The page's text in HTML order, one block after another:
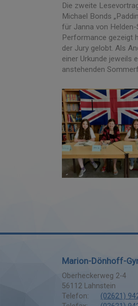
Die zweite
Michael Bonds
für Janna von Helden-
Performance gezeigt
der Jury gelobt. Als
einer Urkunde jeweils
anstehenden
Marion-Dönhoff-
Oberheckerweg 2-4
56112 Lahnstein
Telefon:
(02621)